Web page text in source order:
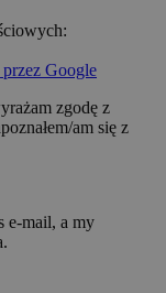
Google
zgodę z
am się z
e-mail, a my